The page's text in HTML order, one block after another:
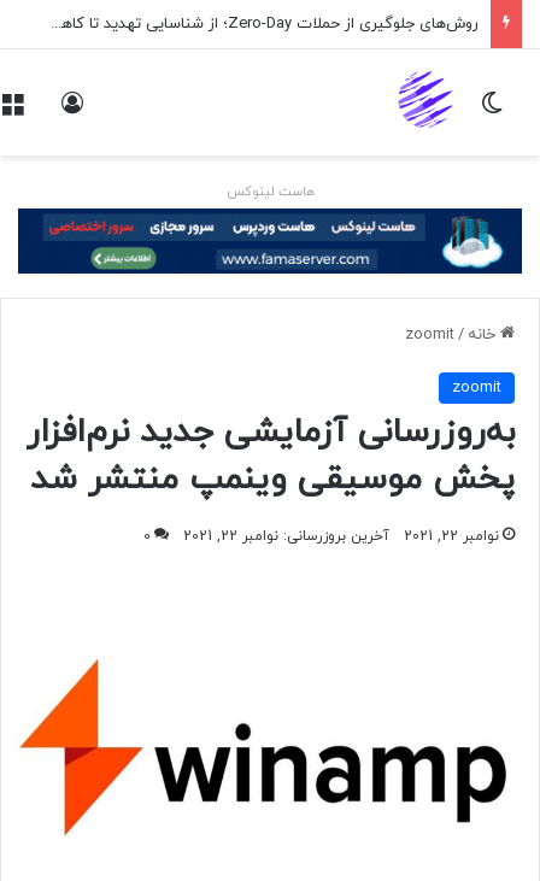
روش‌های جلوگیری از حملات Zero-Day؛ از شناسایی تهدید تا کاهش ریسک
تغییر پوسته
هاست لینوکس
خانه /
zoomit
zoomit
به‌روزرسانی آزمایشی جدید نرم‌افزار
پخش موسیقی وینمپ منتشر شد
نوامبر 22, 2021 آخرین بروزرسانی: نوامبر 22, 2021 0